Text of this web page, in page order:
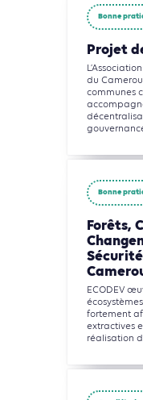
Bonne
Projet
du
communes
Bonne
Forêts,
ECODEV
fortement
extractives
réalisation